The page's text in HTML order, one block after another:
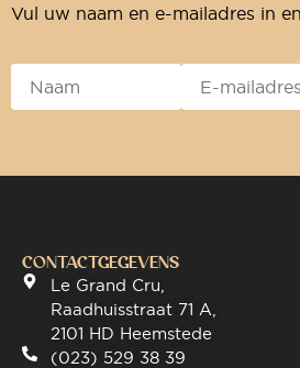
Vul uw naam en e-mailadres in
CONTACTGEGEVENS
Le Grand Cru,
Raadhuisstraat 71 A,
2101 HD Heemstede
(023) 529 38 39